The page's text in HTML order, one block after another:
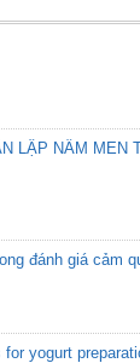
LẬP NẤM MEN
đánh giá cảm
yogurt